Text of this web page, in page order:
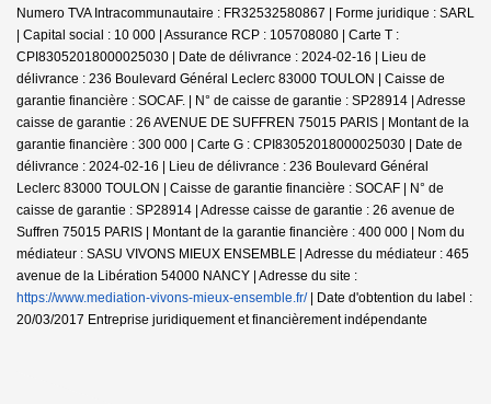
Numero TVA Intracommunautaire : FR32532580867 | Forme juridique : SARL
| Capital social : 10 000 | Assurance RCP : 105708080 | Carte T :
CPI83052018000025030 | Date de délivrance : 2024-02-16 | Lieu de
délivrance : 236 Boulevard Général Leclerc 83000 TOULON | Caisse de
garantie financière : SOCAF. | N° de caisse de garantie : SP28914 | Adresse
caisse de garantie : 26 AVENUE DE SUFFREN 75015 PARIS | Montant de la
garantie financière : 300 000 | Carte G : CPI83052018000025030 | Date de
délivrance : 2024-02-16 | Lieu de délivrance : 236 Boulevard Général
Leclerc 83000 TOULON | Caisse de garantie financière : SOCAF | N° de
caisse de garantie : SP28914 | Adresse caisse de garantie : 26 avenue de
Suffren 75015 PARIS | Montant de la garantie financière : 400 000 | Nom du
médiateur : SASU VIVONS MIEUX ENSEMBLE | Adresse du médiateur : 465
avenue de la Libération 54000 NANCY | Adresse du site :
https://www.mediation-vivons-mieux-ensemble.fr/| Date d'obtention du label :
20/03/2017 Entreprise juridiquement et financièrement indépendante